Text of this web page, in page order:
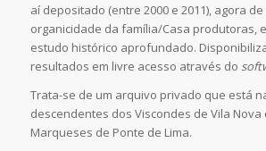
aí depositado (entre 2000 e 2011), agora
organicidade da família/Casa produtoras,
estudo histórico aprofundado.
resultados em livre acesso através do
Trata-se de um arquivo privado que está
descendentes dos Viscondes de Vila Nova
Marqueses de Ponte de Lima.